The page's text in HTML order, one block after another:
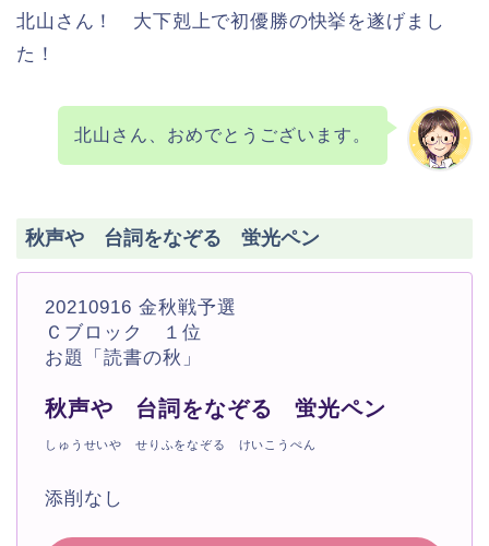
北山さん！ 大下剋上で初優勝の快挙を遂げまし
た！
北山さん、おめでとうございます。
秋声や 台詞をなぞる 蛍光ペン
20210916 金秋戦予選
Ｃブロック １位
お題「読書の秋」
秋声や 台詞をなぞる 蛍光ペン
しゅうせいや せりふをなぞる けいこうぺん
添削なし